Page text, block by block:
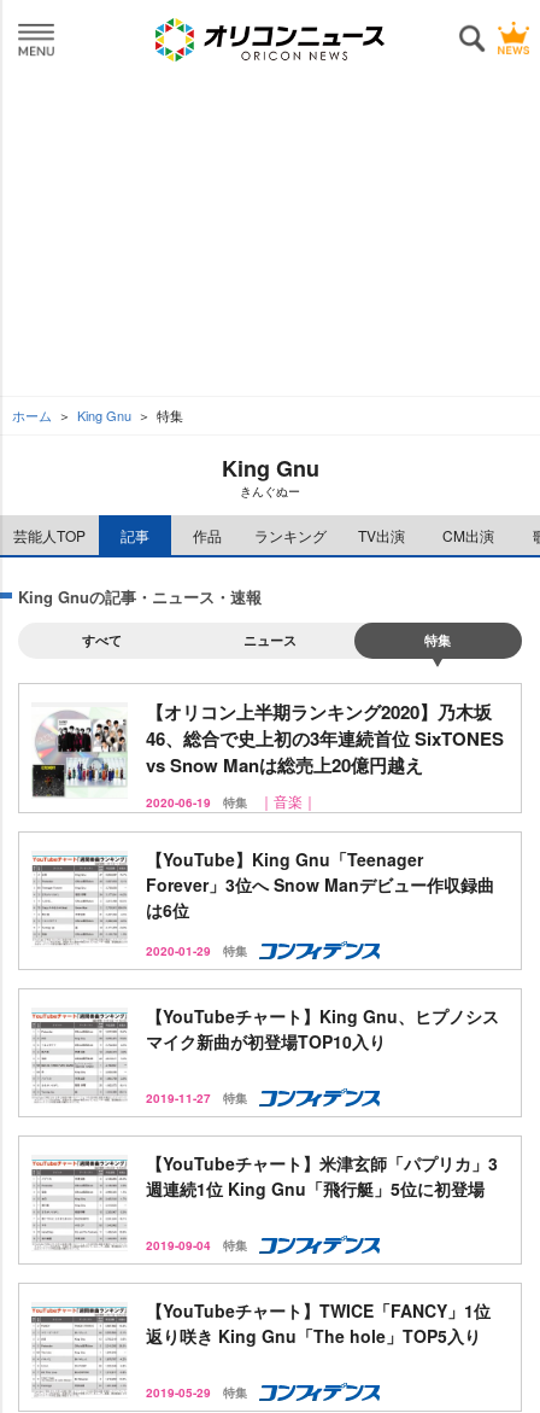
ホーム King Gnu 特集
King Gnu
きんぐぬー
芸能人TOP 記事 作品 ランキング TV出演 CM出演
King Gnuの記事・ニュース・速報
すべて ニュース 特集
【オリコン上半期ランキング2020】乃木坂
46、総合で史上初の3年連続首位 SixTONES
vs Snow Manは総売上20億円越え
2020-06-19 特集 ｜音楽｜
【YouTube】King Gnu「Teenager
Forever」3位へ Snow Manデビュー作収録曲
は6位
2020-01-29 特集
【YouTubeチャート】King Gnu、ヒプノシス
マイク新曲が初登場TOP10入り
2019-11-27 特集
【YouTubeチャート】米津玄師「パプリカ」3
週連続1位 King Gnu「飛行艇」5位に初登場
2019-09-04 特集
【YouTubeチャート】TWICE「FANCY」1位
返り咲き King Gnu「The hole」TOP5入り
2019-05-29 特集